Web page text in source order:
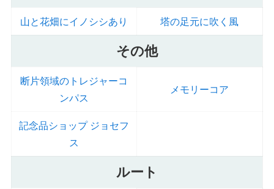
山と花畑にイノシシあり 塔の足元に吹く風
その他
断片領域のトレジャーコ
ンパス
メモリーコア
記念品ショップ ジョセフ
ス
ルート